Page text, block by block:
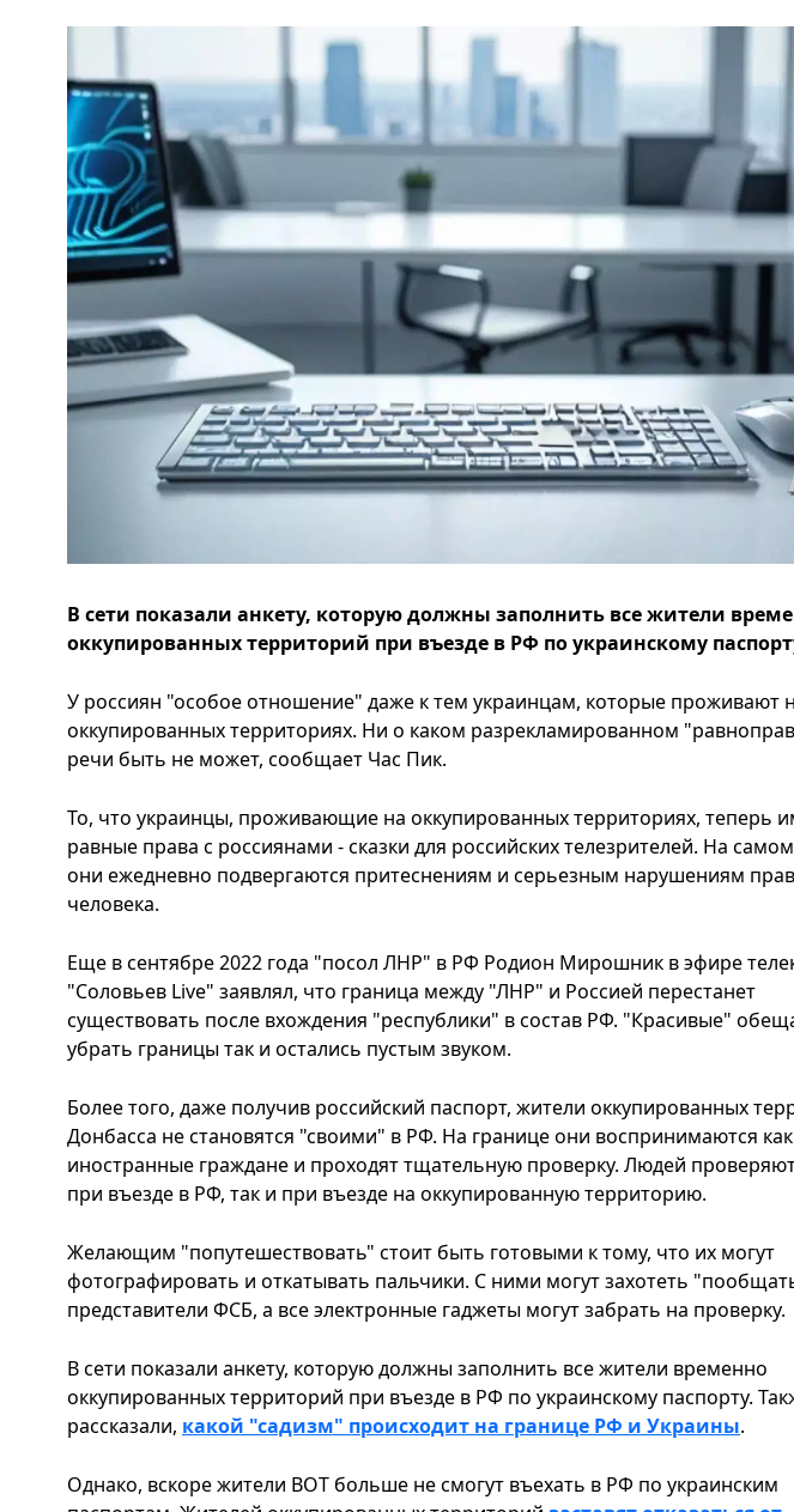
В сети показали анкету, которую должны заполнить все жители
оккупированных территорий при въезде в РФ по украинскому
У россиян "особое отношение" даже к тем украинцам, которые проживают
оккупированных территориях. Ни о каком разрекламированном
речи быть не может, сообщает Час Пик.
То, что украинцы, проживающие на оккупированных территориях, теперь
равные права с россиянами - сказки для российских телезрителей. На
они ежедневно подвергаются притеснениям и серьезным нарушениям прав
человека.
Еще в сентябре 2022 года "посол ЛНР" в РФ Родион Мирошник в эфире
"Соловьев Live" заявлял, что граница между "ЛНР" и Россией перестанет
существовать после вхождения "республики" в состав РФ. "Красивые"
убрать границы так и остались пустым звуком.
Более того, даже получив российский паспорт, жители оккупированных
Донбасса не становятся "своими" в РФ. На границе они воспринимаются как
иностранные граждане и проходят тщательную проверку. Людей
при въезде в РФ, так и при въезде на оккупированную территорию.
Желающим "попутешествовать" стоит быть готовыми к тому, что их могут
фотографировать и откатывать пальчики. С ними могут захотеть
представители ФСБ, а все электронные гаджеты могут забрать на проверку.
В сети показали анкету, которую должны заполнить все жители временно
оккупированных территорий при въезде в РФ по украинскому паспорту.
рассказали, какой "садизм" происходит на границе РФ и Украины.
Однако, вскоре жители ВОТ больше не смогут въехать в РФ по украинским